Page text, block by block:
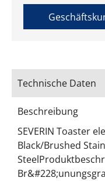
Technische Daten
Beschreibung
SEVERIN Toaster
Black/Brushed